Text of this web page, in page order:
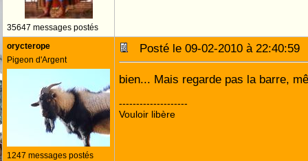
35647 messages postés
orycterope
Pigeon d'Argent
1247 messages postés
Posté le 09-02-2010 à
bien... Mais regarde pas la barre,
--------------------
Vouloir libère